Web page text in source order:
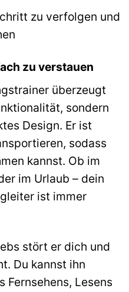
zu verfolgen und
zu verstauen
überzeugt
sondern
Design. Er ist
sodass
kannst. Ob im
im Urlaub – dein
ist immer
stört er dich und
Du kannst ihn
Fernsehens, Lesens